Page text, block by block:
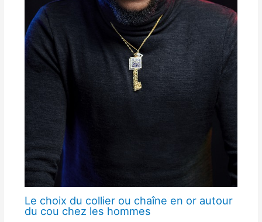
Le choix du collier ou chaîne en or autour
du cou chez les hommes